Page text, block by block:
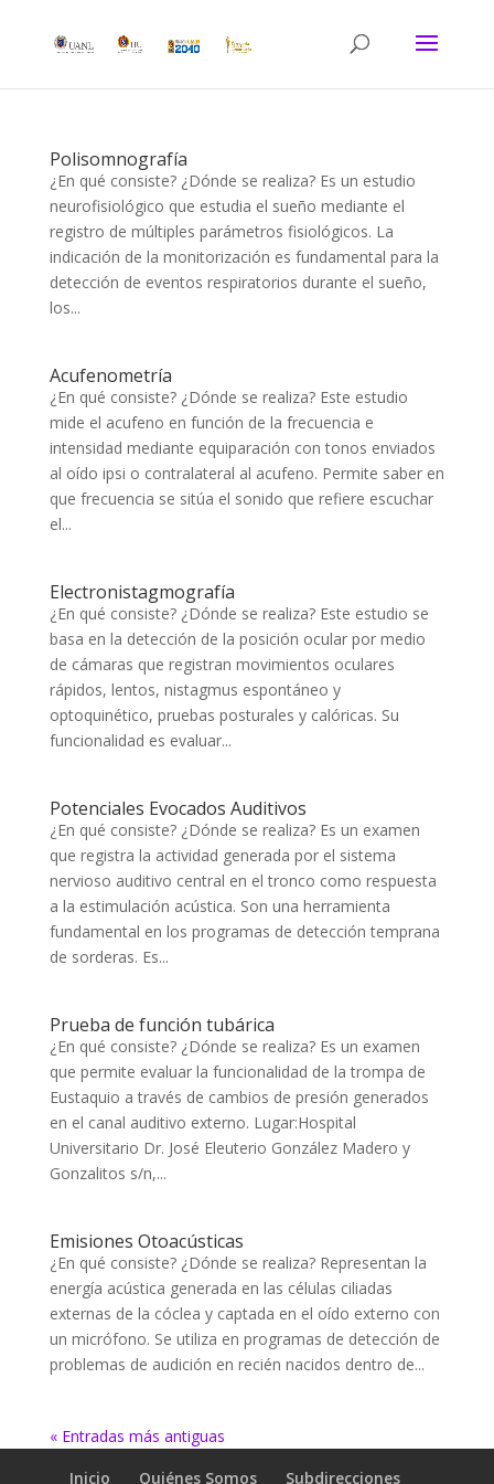
Polisomnografía
¿En qué consiste? ¿Dónde se realiza? Es un estudio
neurofisiológico que estudia el sueño mediante el
registro de múltiples parámetros fisiológicos. La
indicación de la monitorización es fundamental para la
detección de eventos respiratorios durante el sueño,
los...
Acufenometría
¿En qué consiste? ¿Dónde se realiza? Este estudio
mide el acufeno en función de la frecuencia e
intensidad mediante equiparación con tonos enviados
al oído ipsi o contralateral al acufeno. Permite saber en
que frecuencia se sitúa el sonido que refiere escuchar
el...
Electronistagmografía
¿En qué consiste? ¿Dónde se realiza? Este estudio se
basa en la detección de la posición ocular por medio
de cámaras que registran movimientos oculares
rápidos, lentos, nistagmus espontáneo y
optoquinético, pruebas posturales y calóricas. Su
funcionalidad es evaluar...
Potenciales Evocados Auditivos
¿En qué consiste? ¿Dónde se realiza? Es un examen
que registra la actividad generada por el sistema
nervioso auditivo central en el tronco como respuesta
a la estimulación acústica. Son una herramienta
fundamental en los programas de detección temprana
de sorderas. Es...
Prueba de función tubárica
¿En qué consiste? ¿Dónde se realiza? Es un examen
que permite evaluar la funcionalidad de la trompa de
Eustaquio a través de cambios de presión generados
en el canal auditivo externo. Lugar:Hospital
Universitario Dr. José Eleuterio González Madero y
Gonzalitos s/n,...
Emisiones Otoacústicas
¿En qué consiste? ¿Dónde se realiza? Representan la
energía acústica generada en las células ciliadas
externas de la cóclea y captada en el oído externo con
un micrófono. Se utiliza en programas de detección de
problemas de audición en recién nacidos dentro de...
« Entradas más antiguas
Inicio
Quiénes Somos Subdirecciones